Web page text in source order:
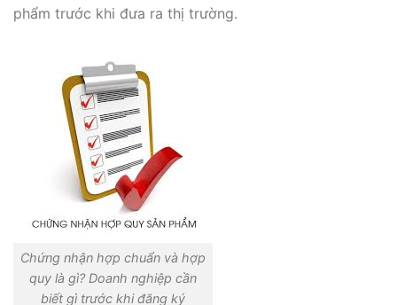
phẩm trước khi đưa ra thị trường.
Chứng nhận hợp chuẩn và hợp
quy là gì? Doanh nghiệp cần
biết gì trước khi đăng ký